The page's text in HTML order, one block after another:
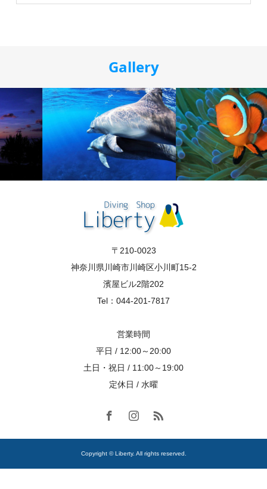
Gallery
〒210-0023
神奈川県川崎市川崎区小川町15-2
濱屋ビル2階202
Tel：044-201-7817
営業時間
平日 / 12:00～20:00
土日・祝日 / 11:00～19:00
定休日 / 水曜
Copyright © Liberty. All rights reserved.